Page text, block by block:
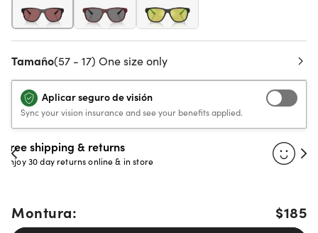
Tamaño(57 - 17) One size only
Aplicar seguro de visión
Sync your vision insurance and see your benefits applied.
30-day happiness guarantee
Full refund or replacement within 30 days
Montura: $185